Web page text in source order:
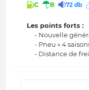
C B 72 db
Les points forts :
- Nouvelle
- Pneu « 4
- Distance de